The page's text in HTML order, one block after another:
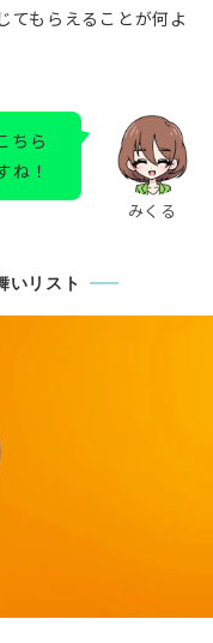
てもらえることが何よ
みくる
ちら
ね！
いリスト